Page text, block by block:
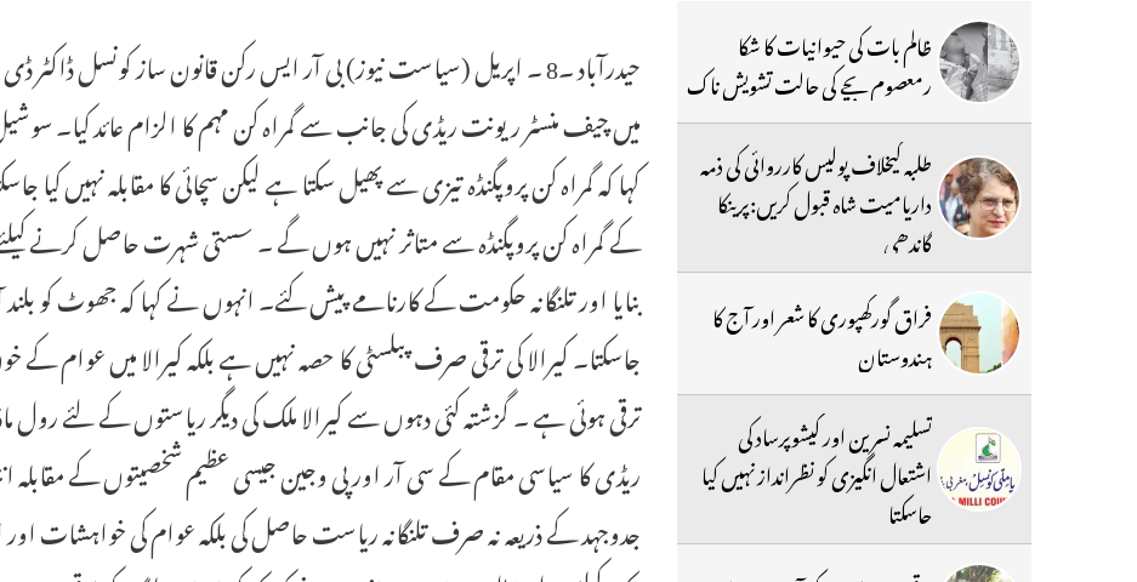
حیدرآباد ۔8 ۔ اپریل (سیاست نیوز) بی آر ایس رکن قانون ساز کونسل
میں چیف منسٹر ریونت ریڈی کی جانب سے گمراہ کن مہم کا الزام عائد کیا۔
کہا کہ گمراہ کن پروپگنڈہ تیزی سے پھیل سکتا ہے لیکن سچائی کا مقابلہ نہیں
کے گمراہ کن پروپگنڈہ سے متاثر نہیں ہوں گے ۔ سستی شہرت حاصل کرنے
بنایا اور تلنگانہ حکومت کے کارنامے پیش کئے۔ انہوں نے کہا کہ جھوٹ کو
جاسکتا۔ کیرالا کی ترقی صرف پبلسٹی کا حصہ نہیں ہے بلکہ کیرالا میں عوام کے
ترقی ہوئی ہے ۔ گزشتہ کئی دہوں سے کیرالا ملک کی دیگر ریاستوں کے لئے
ریڈی کا سیاسی مقام کے سی آر اور پی وجین جیسی عظیم شخصیتوں کے
جدوجہد کے ذریعہ نہ صرف تلنگانہ ریاست حاصل کی بلکہ عوام کی خواہشات
ظالم بات کی حیوانیات کا شکا
رمعصوم بچے کی حالت تشویش ناک
طلبہ کیخلاف پولیس کارروائی کی ذمہ
داریامیت شاہ قبول کریں:پرینکا
گاندھی
فراق گورکھپوری کا شعر اور آج کا
ہندوستان
تسلیمہ نسرین اور کیشوپرساد کی
اشتعال انگیزی کو نظرانداز نہیں کیا
جاسکتا